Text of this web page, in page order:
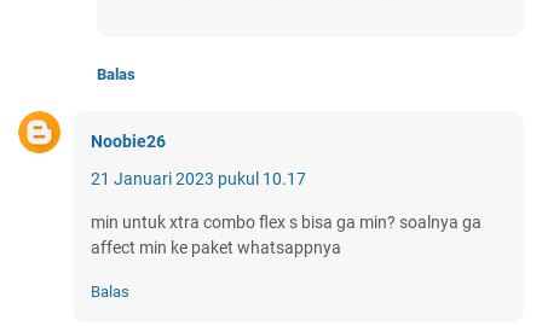
Balas
Noobie26
21 Januari 2023 pukul 10.17
min untuk xtra combo flex s bisa ga min? soalnya ga
affect min ke paket whatsappnya
Balas